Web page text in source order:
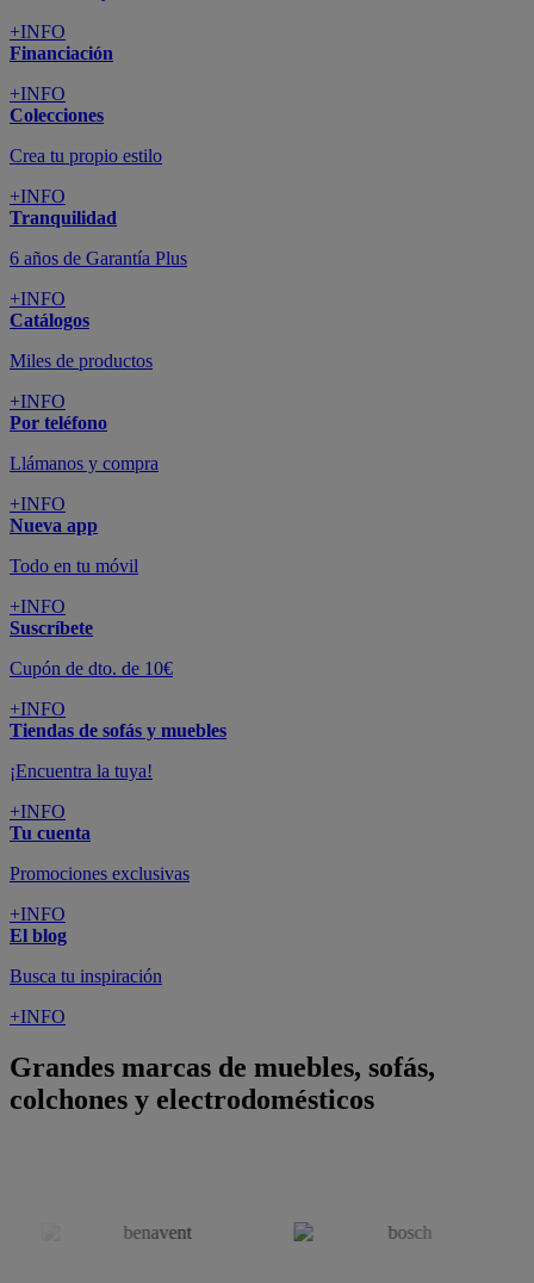
+INFO
Financiación
+INFO
Colecciones
Crea tu propio estilo
+INFO
Tranquilidad
6 años de Garantía Plus
+INFO
Catálogos
Miles de productos
+INFO
Por teléfono
Llámanos y compra
+INFO
Nueva app
Todo en tu móvil
+INFO
Suscríbete
Cupón de dto. de 10€
+INFO
Tiendas de sofás y muebles
¡Encuentra la tuya!
+INFO
Tu cuenta
Promociones exclusivas
+INFO
El blog
Busca tu inspiración
+INFO
Grandes marcas de muebles, sofás,
colchones y electrodomésticos